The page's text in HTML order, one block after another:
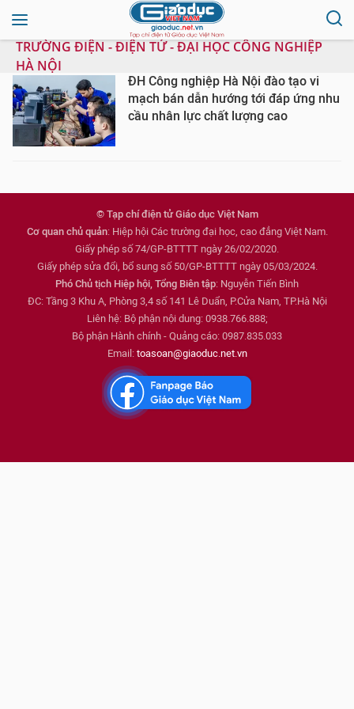
TRƯỜNG ĐIỆN - ĐIỆN TỬ - ĐẠI HỌC CÔNG NGHIỆP
HÀ NỘI
ĐH Công nghiệp Hà Nội đào tạo vi
mạch bán dẫn hướng tới đáp ứng nhu
cầu nhân lực chất lượng cao
© Tạp chí điện tử Giáo dục Việt Nam
Cơ quan chủ quản: Hiệp hội Các trường đại học, cao đẳng Việt Nam.
Giấy phép số 74/GP-BTTTT ngày 26/02/2020.
Giấy phép sửa đổi, bổ sung số 50/GP-BTTTT ngày 05/03/2024.
Phó Chủ tịch Hiệp hội, Tổng Biên tập: Nguyễn Tiến Bình
ĐC: Tầng 3 Khu A, Phòng 3,4 số 141 Lê Duẩn, P.Cửa Nam, TP.Hà Nội
Liên hệ: Bộ phận nội dung: 0938.766.888;
Bộ phận Hành chính - Quảng cáo: 0987.835.033
Email: toasoan@giaoduc.net.vn